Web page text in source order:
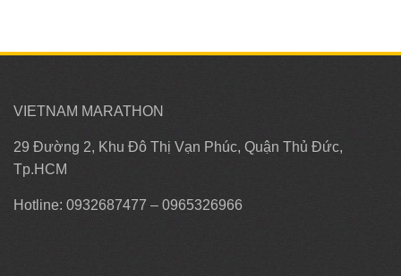
VIETNAM MARATHON
29 Đường 2, Khu Đô Thị Vạn Phúc, Quận Thủ Đức,
Tp.HCM
Hotline: 0932687477 – 0965326966